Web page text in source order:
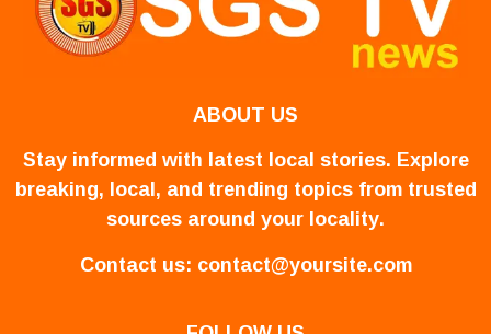
ABOUT US
Stay informed with latest local stories. Explore
breaking, local, and trending topics from trusted
sources around your locality.
Contact us: contact@yoursite.com